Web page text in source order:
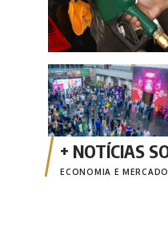
ECONOMIA E MERCADO